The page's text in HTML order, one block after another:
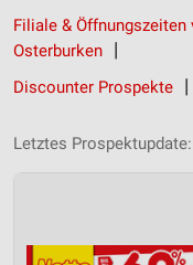
Filiale &
Osterburken
Discounter Prospekte
Letztes